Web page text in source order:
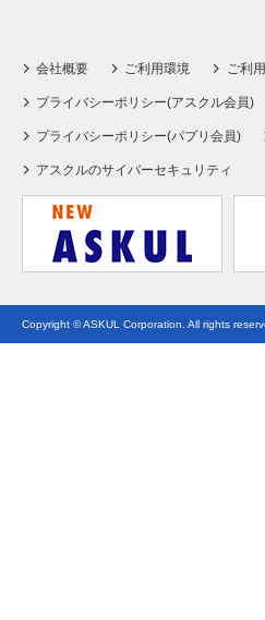
会社概要 ご利用環境 ご利
プライバシーポリシー(アスクル会員)
プライバシーポリシー(パプリ会員)
アスクルのサイバーセキュリティ
Copyright © ASKUL Corporation. All rights